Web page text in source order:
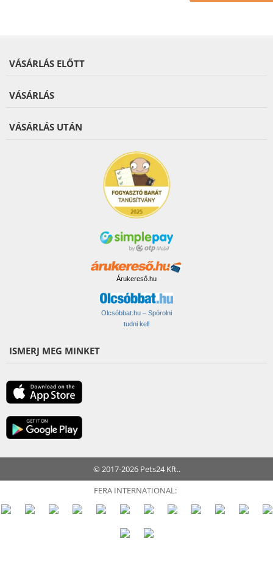
VÁSÁRLÁS ELŐTT
VÁSÁRLÁS
VÁSÁRLÁS UTÁN
Árukereső.hu
Olcsóbbat.hu – Spórolni
tudni kell
ISMERJ MEG MINKET
© 2017-2026 Pets24 Kft..
FERA INTERNATIONAL: